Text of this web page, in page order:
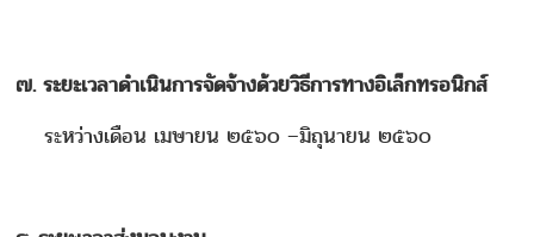
๗. ระยะเวลาดำเนินการจัดจ้างด้วยวิธีการทางอิเล็กทรอนิกส์
ระหว่างเดือน เมษายน ๒๕๖๐ –มิถุนายน ๒๕๖๐